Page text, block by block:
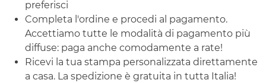
preferisci
Completa l'ordine e procedi al pagamento.
Accettiamo tutte le modalità di pagamento più
diffuse: paga anche comodamente a rate!
Ricevi la tua stampa personalizzata direttamente
a casa. La spedizione è gratuita in tutta Italia!